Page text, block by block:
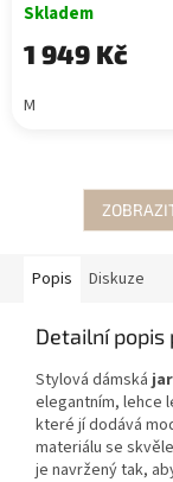
Skladem
1 949 Kč
M
Popis Diskuze
Detailní popis
Stylová dámská
elegantním, lehce
které jí dodává
materiálu se
je navržený tak,